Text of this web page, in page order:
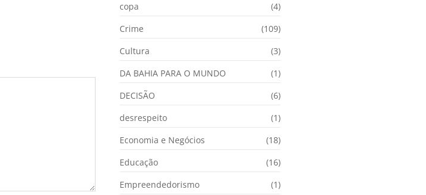
copa
(4)
Crime
(109)
Cultura
(3)
DA BAHIA PARA O MUNDO
(1)
DECISÃO
(6)
desrespeito
(1)
Economia e Negócios
(18)
Educação
(16)
Empreendedorismo
(1)